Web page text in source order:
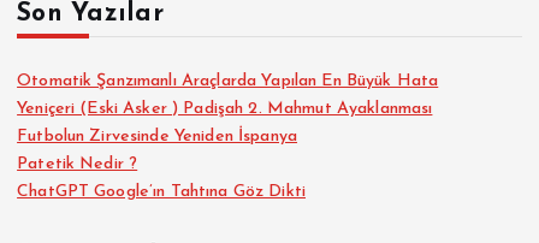
Son Yazılar
Otomatik Şanzımanlı Araçlarda Yapılan En Büyük Hata
Yeniçeri (Eski Asker ) Padişah 2. Mahmut Ayaklanması
Futbolun Zirvesinde Yeniden İspanya
Patetik Nedir ?
ChatGPT Google’ın Tahtına Göz Dikti